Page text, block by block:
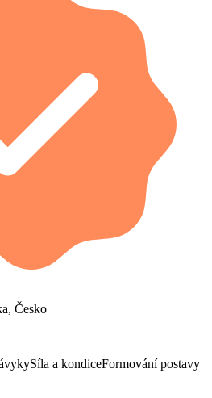
Česko
Síla a kondiceFormování postavy